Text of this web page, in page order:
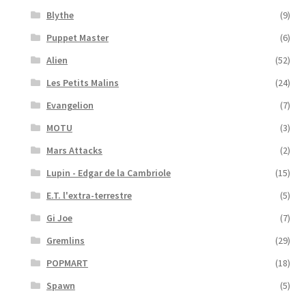
Blythe
(9)
Puppet Master
(6)
Alien
(52)
Les Petits Malins
(24)
Evangelion
(7)
MOTU
(3)
Mars Attacks
(2)
Lupin - Edgar de la Cambriole
(15)
E.T. l'extra-terrestre
(5)
Gi Joe
(7)
Gremlins
(29)
POPMART
(18)
Spawn
(5)